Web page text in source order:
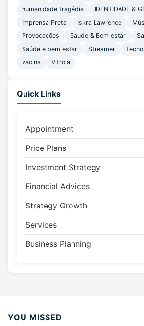
humanidade tragédia
IDENTIDADE &
Imprensa Preta
Iskra Lawrence
Provocações
Saude & Bem estar
Saúde e bem estar
Streamer
vacina
Vitrola
Quick Links
Appointment
Price Plans
Investment Strategy
Financial Advices
Strategy Growth
Services
Business Planning
YOU MISSED